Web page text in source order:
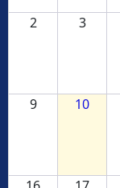
2 3
9 10